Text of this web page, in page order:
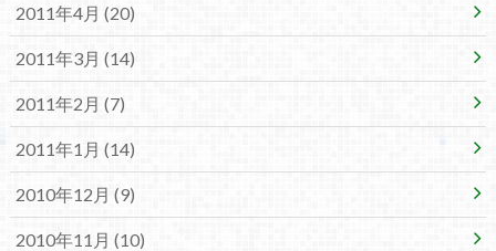
2011年4月 (20)
2011年3月 (14)
2011年2月 (7)
2011年1月 (14)
2010年12月 (9)
2010年11月 (10)